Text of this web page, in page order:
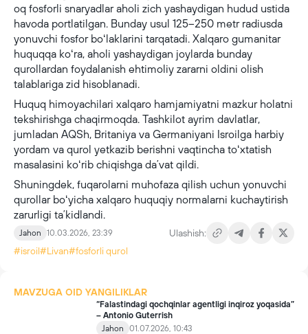
oq fosforli snaryadlar aholi zich yashaydigan hudud ustida
havoda portlatilgan. Bunday usul 125–250 metr radiusda
yonuvchi fosfor boʻlaklarini tarqatadi. Xalqaro gumanitar
huquqqa koʻra, aholi yashaydigan joylarda bunday
qurollardan foydalanish ehtimoliy zararni oldini olish
talablariga zid hisoblanadi.
Huquq himoyachilari xalqaro hamjamiyatni mazkur holatni
tekshirishga chaqirmoqda. Tashkilot ayrim davlatlar,
jumladan AQSh, Britaniya va Germaniyani Isroilga harbiy
yordam va qurol yetkazib berishni vaqtincha toʻxtatish
masalasini koʻrib chiqishga daʼvat qildi.
Shuningdek, fuqarolarni muhofaza qilish uchun yonuvchi
qurollar boʻyicha xalqaro huquqiy normalarni kuchaytirish
zarurligi taʼkidlandi.
Jahon 10.03.2026, 23:39
Ulashish:
#isroil#Livan#fosforli qurol
MAVZUGA OID YANGILIKLAR
“Falastindagi qochqinlar agentligi inqiroz yoqasida”
– Antonio Guterrish
Jahon
01.07.2026, 10:43